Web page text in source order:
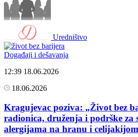
Uredništvo
Događaji i dešavanja
12:39 18.06.2026
18.06.2026
Kragujevac poziva: „Život bez
radionica, druženja i podrške za
alergijama na hranu i celijakijom